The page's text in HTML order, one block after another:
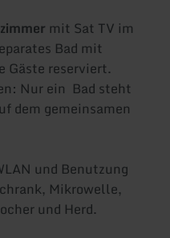
mit Sat TV im
Bad mit
Gäste reserviert.
Nur ein Bad steht
dem gemeinsamen
und Benutzung
Mikrowelle,
und Herd.